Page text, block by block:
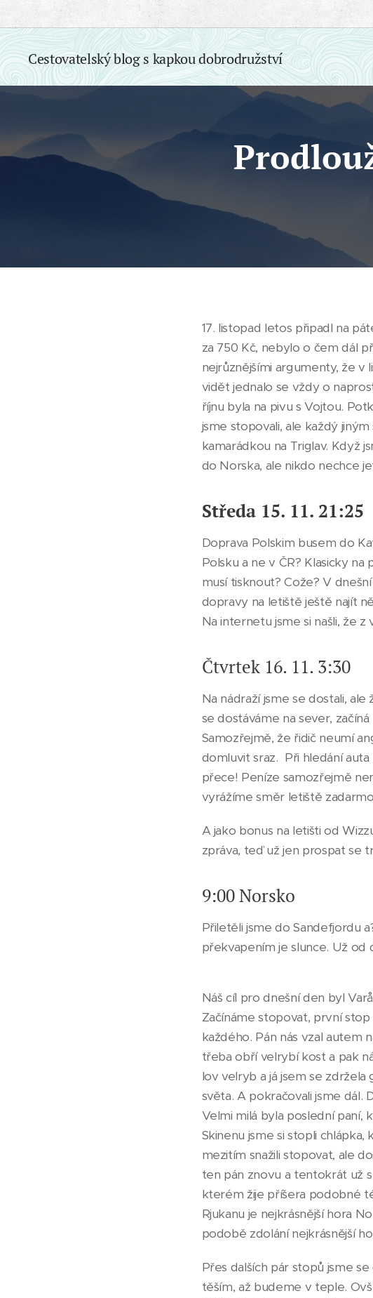
Cestovatelský blog skapkoudobrodružství
17. listopad letos připadl na
za 750 Kč, nebylo o čem dál
nejrůznějšími argumenty, že v
vidět jednalo se vždy o
říjnu byla na pivu s Vojtou.
jsme stopovali, ale každý
kamarádkou na Triglav. Když
do Norska, ale nikdo nechce
Středa 15. 11. 21:25
Doprava Polskim busem do
Polsku a ne v ČR? Klasicky
musí tisknout? Cože? V
dopravy na letiště ještě najít
Na internetu jsme si našli, že
Čtvrtek 16. 11. 3:30
Na nádraží jsme se dostali,
se dostáváme na sever,
Samozřejmě, že řidič neumí
domluvit sraz. Při hledání
přece! Peníze samozřejmě
vyrážíme směr letiště
A jako bonus na letišti od
zpráva, teď už jen prospat se
9:00 Norsko
Přiletěli jsme do Sandefjordu
překvapením je slunce. Už od
Náš cíl pro dnešní den byl
Začínáme stopovat, první
každého. Pán nás vzal autem
třeba obří velrybí kost a pak
lov velryb a já jsem se
světa. A pokračovali jsme dál.
Velmi milá byla poslední paní,
Skinenu jsme si stopli
mezitím snažili stopovat, ale
ten pán znovu a tentokrát už
kterém žije příšera podobné
Rjukanu je nejkrásnější hora
podobě zdolání nejkrásnější
Přes dalších pár stopů jsme
těším, až budeme v teple.